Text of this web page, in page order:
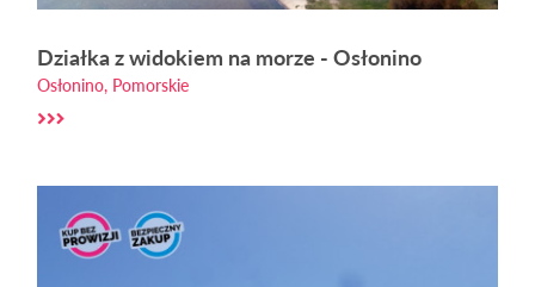
Działka z widokiem na morze - Osłonino
Osłonino, Pomorskie